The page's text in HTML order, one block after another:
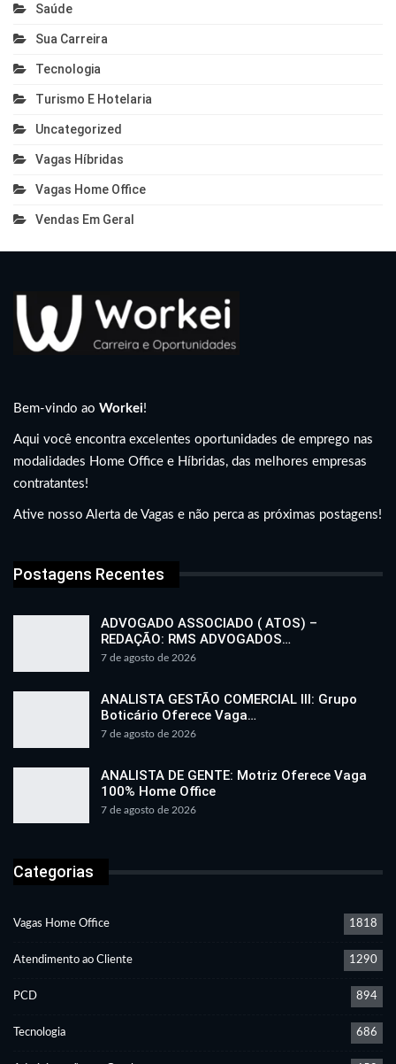
Saúde
Sua Carreira
Tecnologia
Turismo E Hotelaria
Uncategorized
Vagas Híbridas
Vagas Home Office
Vendas Em Geral
Bem-vindo ao Workei!
Aqui você encontra excelentes oportunidades de emprego nas
modalidades Home Office e Híbridas, das melhores empresas
contratantes!
Ative nosso Alerta de Vagas e não perca as próximas postagens!
Postagens Recentes
ADVOGADO ASSOCIADO ( ATOS) –
REDAÇÃO: RMS ADVOGADOS…
7 de agosto de 2026
ANALISTA GESTÃO COMERCIAL III: Grupo
Boticário Oferece Vaga…
7 de agosto de 2026
ANALISTA DE GENTE: Motriz Oferece Vaga
100% Home Office
7 de agosto de 2026
Categorias
Vagas Home Office 1818
Atendimento ao Cliente 1290
PCD 894
Tecnologia 686